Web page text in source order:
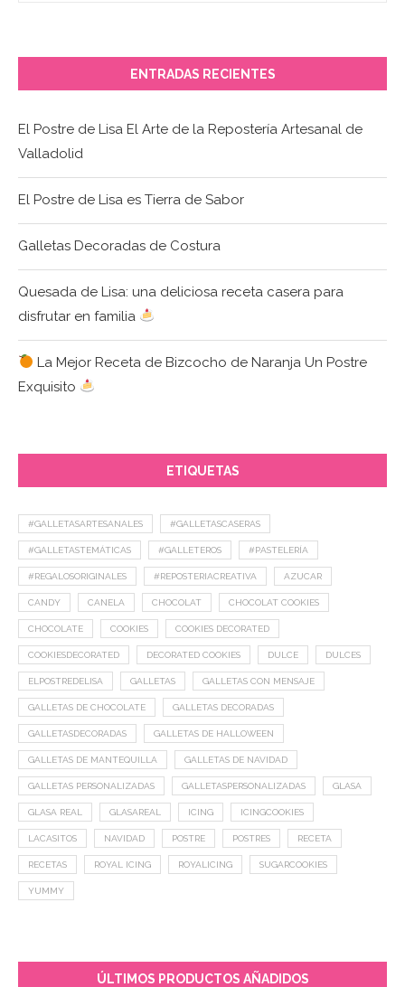
ENTRADAS RECIENTES
El Postre de Lisa El Arte de la Repostería Artesanal de
Valladolid
El Postre de Lisa es Tierra de Sabor
Galletas Decoradas de Costura
Quesada de Lisa: una deliciosa receta casera para
disfrutar en familia
La Mejor Receta de Bizcocho de Naranja Un Postre
Exquisito
ETIQUETAS
#GALLETASARTESANALES #GALLETASCASERAS
#GALLETASTEMÁTICAS #GALLETEROS #PASTELERÍA
#REGALOSORIGINALES #REPOSTERIACREATIVA AZUCAR
CANDY CANELA CHOCOLAT CHOCOLAT COOKIES
CHOCOLATE COOKIES COOKIES DECORATED
COOKIESDECORATED DECORATED COOKIES DULCE DULCES
ELPOSTREDELISA GALLETAS GALLETAS CON MENSAJE
GALLETAS DE CHOCOLATE GALLETAS DECORADAS
GALLETASDECORADAS GALLETAS DE HALLOWEEN
GALLETAS DE MANTEQUILLA GALLETAS DE NAVIDAD
GALLETAS PERSONALIZADAS GALLETASPERSONALIZADAS GLASA
GLASA REAL GLASAREAL ICING ICINGCOOKIES
LACASITOS NAVIDAD POSTRE POSTRES RECETA
RECETAS ROYAL ICING ROYALICING SUGARCOOKIES
YUMMY
ÚLTIMOS PRODUCTOS AÑADIDOS